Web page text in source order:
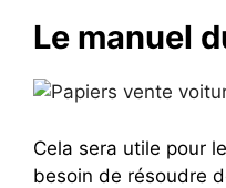
Le manuel
Cela sera utile pour
besoin de résoudre